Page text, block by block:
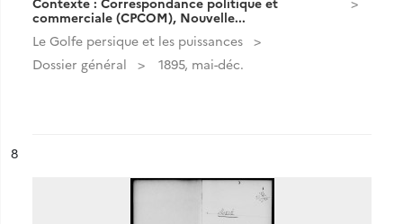
commerciale (CPCOM), Nouvelle...
Le Golfe persique et les puissances
Dossier général
1895, mai-déc.
n°
8